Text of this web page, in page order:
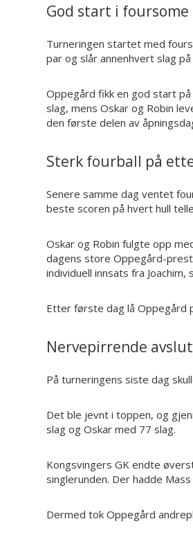
God start i foursome
Turneringen startet med
par og slår annenhvert slag på
Oppegård fikk en god start på
slag, mens Oskar og Robin
den første delen av
Sterk fourball på
Senere samme dag ventet
beste scoren på hvert hull
Oskar og Robin fulgte opp
dagens store Oppegård-
individuell innsats fra
Etter første dag lå Oppegård
Nervepirrende
På turneringens siste dag
Det ble jevnt i toppen, og
slag og Oskar med 77 slag.
Kongsvingers GK endte
singlerunden. Der hadde
Dermed tok Oppegård